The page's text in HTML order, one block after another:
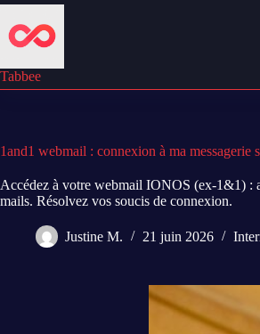
Passer
contenu
Tabbee
1and1 webmail : connexion à ma messagerie
Accédez à votre webmail IONOS (ex-1&1) :
mails. Résolvez vos soucis de connexion.
Justine M. 21 juin 2026